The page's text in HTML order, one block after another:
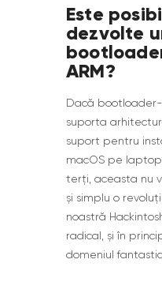
Este
dezvolte
ARM?
Dacă
suporta
suport pentru
macOS pe
terți, aceasta nu
și simplu o
noastră
radical, și în
domeniul